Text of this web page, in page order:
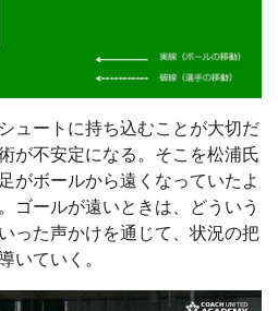
ュートに持ち込むことが大切だ
が不安定になる。そこを松浦氏
がボールから遠くなっていたよ
ゴールが遠いときは、どういう
った声かけを通じて、状況の把
いていく。